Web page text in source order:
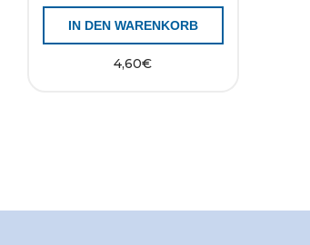
4,60€
IN DEN WARENKORB